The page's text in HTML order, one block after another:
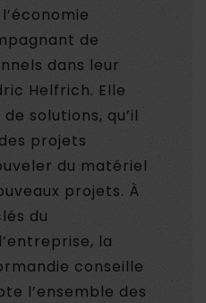
de
dans leur
Helfrich. Elle
solutions, qu’il
projets
du matériel
projets. À
du
la
conseille
l’ensemble des